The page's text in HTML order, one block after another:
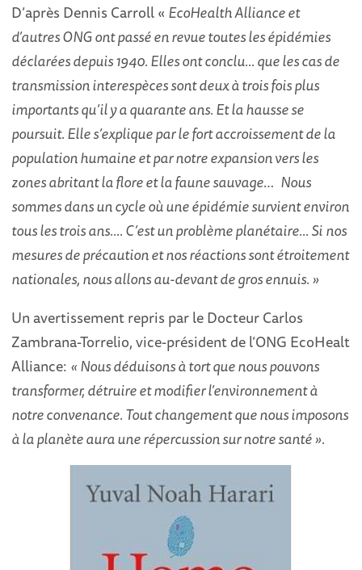
D’après Dennis Carroll « EcoHealth Alliance et
d’autres ONG ont passé en revue toutes les épidémies
déclarées depuis 1940. Elles ont conclu… que les cas de
transmission interespèces sont deux à trois fois plus
importants qu’il y a quarante ans. Et la hausse se
poursuit. Elle s’explique par le fort accroissement de la
population humaine et par notre expansion vers les
zones abritant la flore et la faune sauvage… Nous
sommes dans un cycle où une épidémie survient environ
tous les trois ans.… C’est un problème planétaire... Sinos
mesures de précaution et nos réactions sont étroitement
nationales, nous allons au-devant de gros ennuis. »
Un avertissement repris par le Docteur Carlos
Zambrana-Torrelio, vice-président de l’ONG EcoHealt
Alliance: « Nous déduisons à tort que nous pouvons
transformer, détruire et modifier l’environnement à
notre convenance. Tout changement que nous imposons
à la planète aura une répercussion sur notre santé ».